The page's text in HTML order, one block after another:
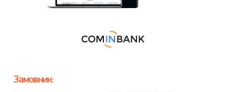
Замовник: